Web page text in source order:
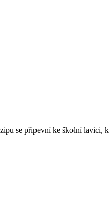
se připevní ke školní lavici,